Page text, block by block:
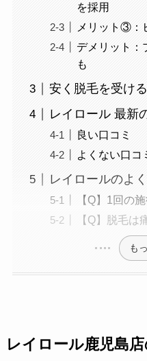
を採用
メリット③：
デメリット：
も
安く脱毛を受け
レイロール 最新
良い口コミ
よくない口コ
レイロールのよ
【Q】1回の
【Q】脱毛は
も
レイロール鹿児島